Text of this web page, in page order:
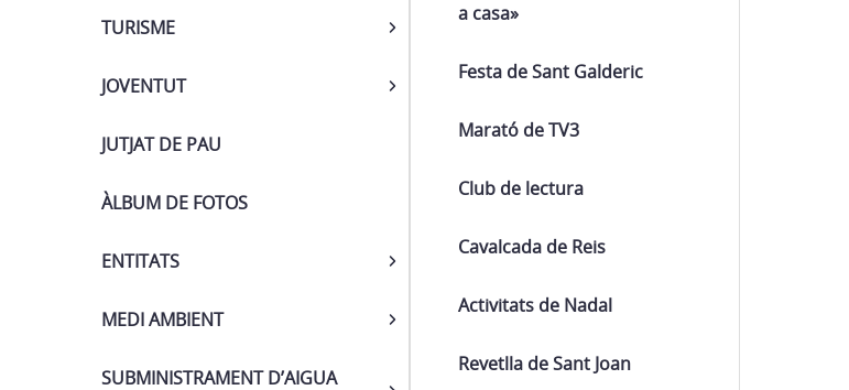
a casa»
Festa de Sant Galderic
Marató de TV3
Club de lectura
Cavalcada de Reis
Activitats de Nadal
Revetlla de Sant Joan
TURISME
JOVENTUT
JUTJAT DE PAU
ÀLBUM DE FOTOS
ENTITATS
MEDI AMBIENT
SUBMINISTRAMENT D’AIGUA